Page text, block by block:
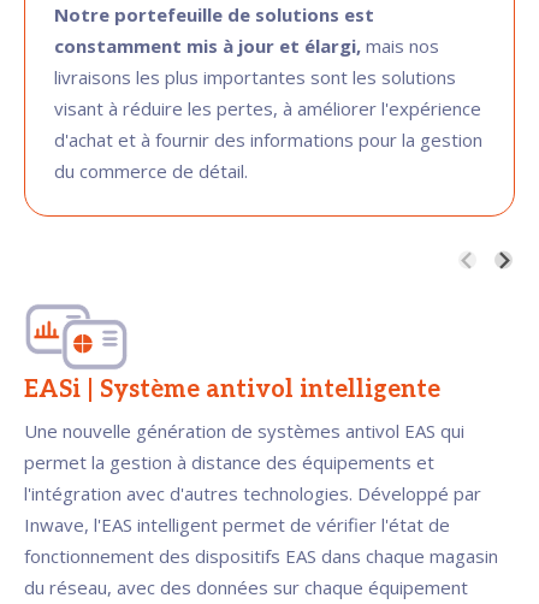
Notre portefeuille de solutions est
constamment mis à jour et élargi, mais nos
livraisons les plus importantes sont les solutions
visant à réduire les pertes, à améliorer l'expérience
d'achat et à fournir des informations pour la gestion
du commerce de détail.
EASi | Système antivol intelligente
Une nouvelle génération de systèmes antivol EAS qui
permet la gestion à distance des équipements et
l'intégration avec d'autres technologies. Développé par
Inwave, l'EAS intelligent permet de vérifier l'état de
fonctionnement des dispositifs EAS dans chaque magasin
du réseau, avec des données sur chaque équipement